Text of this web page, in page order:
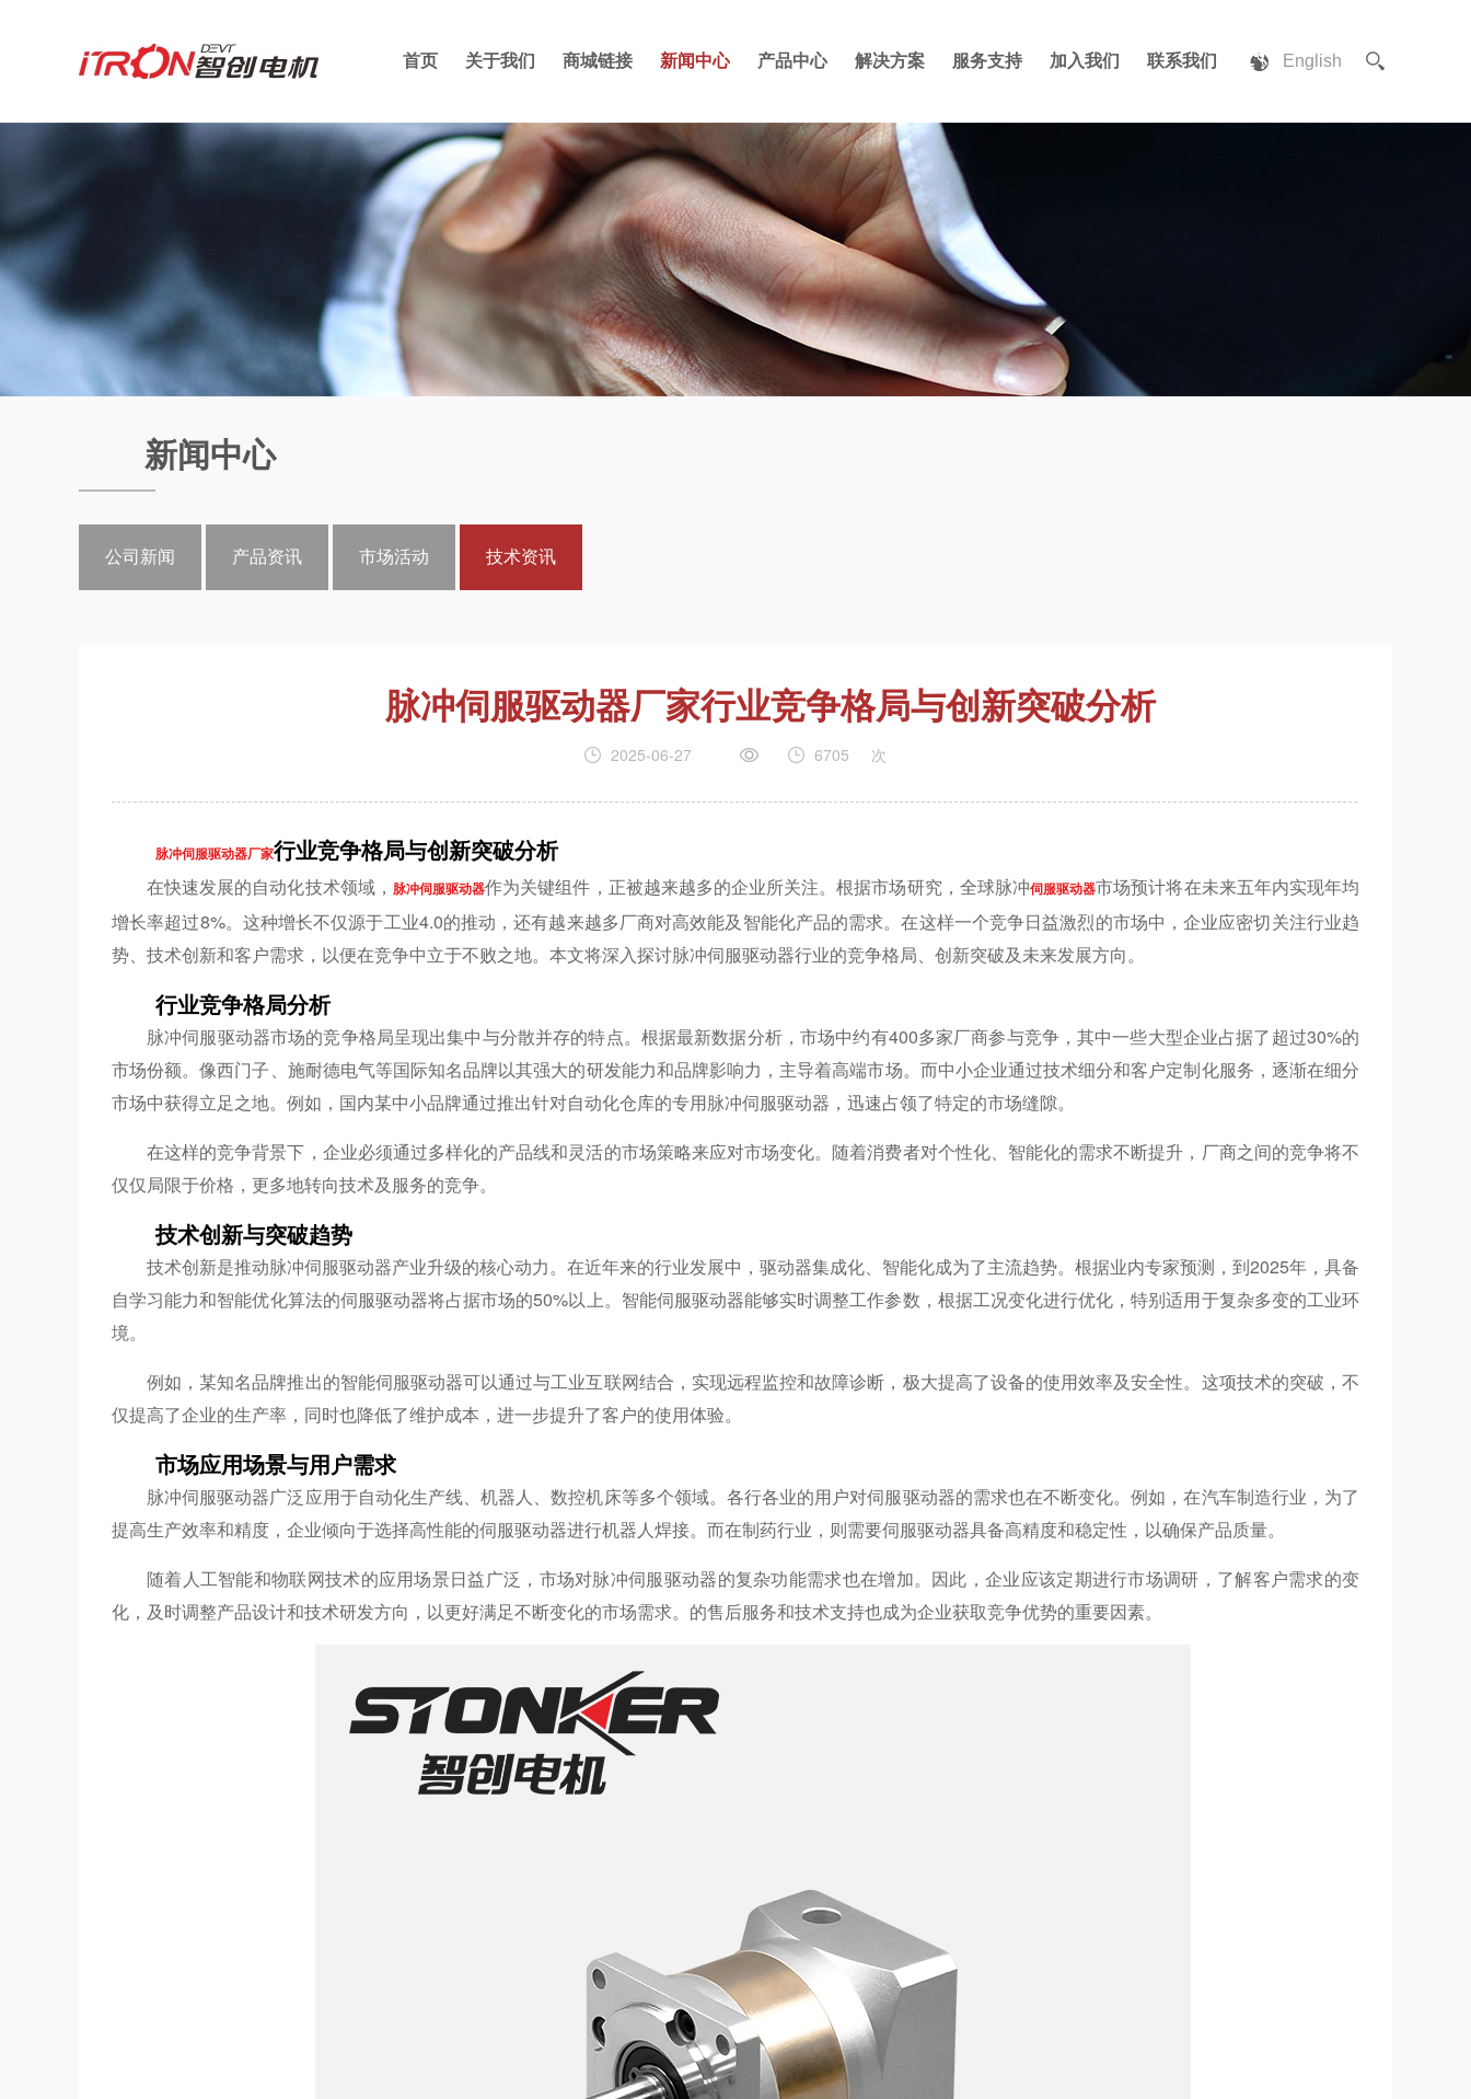
首页 关于我们 商城链接 新闻中心 产品中心 解决方案 服务支持 加入我们 联系我们 English
新闻中心
公司新闻 产品资讯 市场活动 技术资讯
脉冲伺服驱动器厂家行业竞争格局与创新突破分析
2025-06-27 6705 次
脉冲伺服驱动器厂家行业竞争格局与创新突破分析
在快速发展的自动化技术领域， 脉冲伺服驱动器作为关键组件，正被越来越多的企业所关注。根据市场研究，全球脉冲伺服驱动器市场预计将在未来五年内实现年均
增长率超过8%。这种增长不仅源于工业4.0的推动，还有越来越多厂商对高效能及智能化产品的需求。在这样一个竞争日益激烈的市场中，企业应密切关注行业趋
势、技术创新和客户需求，以便在竞争中立于不败之地。本文将深入探讨脉冲伺服驱动器行业的竞争格局、创新突破及未来发展方向。
行业竞争格局分析
脉冲伺服驱动器市场的竞争格局呈现出集中与分散并存的特点。根据最新数据分析，市场中约有400多家厂商参与竞争，其中一些大型企业占据了超过30%的
市场份额。像西门子、施耐德电气等国际知名品牌以其强大的研发能力和品牌影响力，主导着高端市场。而中小企业通过技术细分和客户定制化服务，逐渐在细分
市场中获得立足之地。例如，国内某中小品牌通过推出针对自动化仓库的专用脉冲伺服驱动器，迅速占领了特定的市场缝隙。
在这样的竞争背景下，企业必须通过多样化的产品线和灵活的市场策略来应对市场变化。随着消费者对个性化、智能化的需求不断提升，厂商之间的竞争将不
仅仅局限于价格，更多地转向技术及服务的竞争。
技术创新与突破趋势
技术创新是推动脉冲伺服驱动器产业升级的核心动力。在近年来的行业发展中，驱动器集成化、智能化成为了主流趋势。根据业内专家预测，到2025年，具备
自学习能力和智能优化算法的伺服驱动器将占据市场的50%以上。智能伺服驱动器能够实时调整工作参数，根据工况变化进行优化，特别适用于复杂多变的工业环
境。
例如，某知名品牌推出的智能伺服驱动器可以通过与工业互联网结合，实现远程监控和故障诊断，极大提高了设备的使用效率及安全性。这项技术的突破，不
仅提高了企业的生产率，同时也降低了维护成本，进一步提升了客户的使用体验。
市场应用场景与用户需求
脉冲伺服驱动器广泛应用于自动化生产线、机器人、数控机床等多个领域。各行各业的用户对伺服驱动器的需求也在不断变化。例如，在汽车制造行业，为了
提高生产效率和精度，企业倾向于选择高性能的伺服驱动器进行机器人焊接。而在制药行业，则需要伺服驱动器具备高精度和稳定性，以确保产品质量。
随着人工智能和物联网技术的应用场景日益广泛，市场对脉冲伺服驱动器的复杂功能需求也在增加。因此，企业应该定期进行市场调研，了解客户需求的变
化，及时调整产品设计和技术研发方向，以更好满足不断变化的市场需求。的售后服务和技术支持也成为企业获取竞争优势的重要因素。